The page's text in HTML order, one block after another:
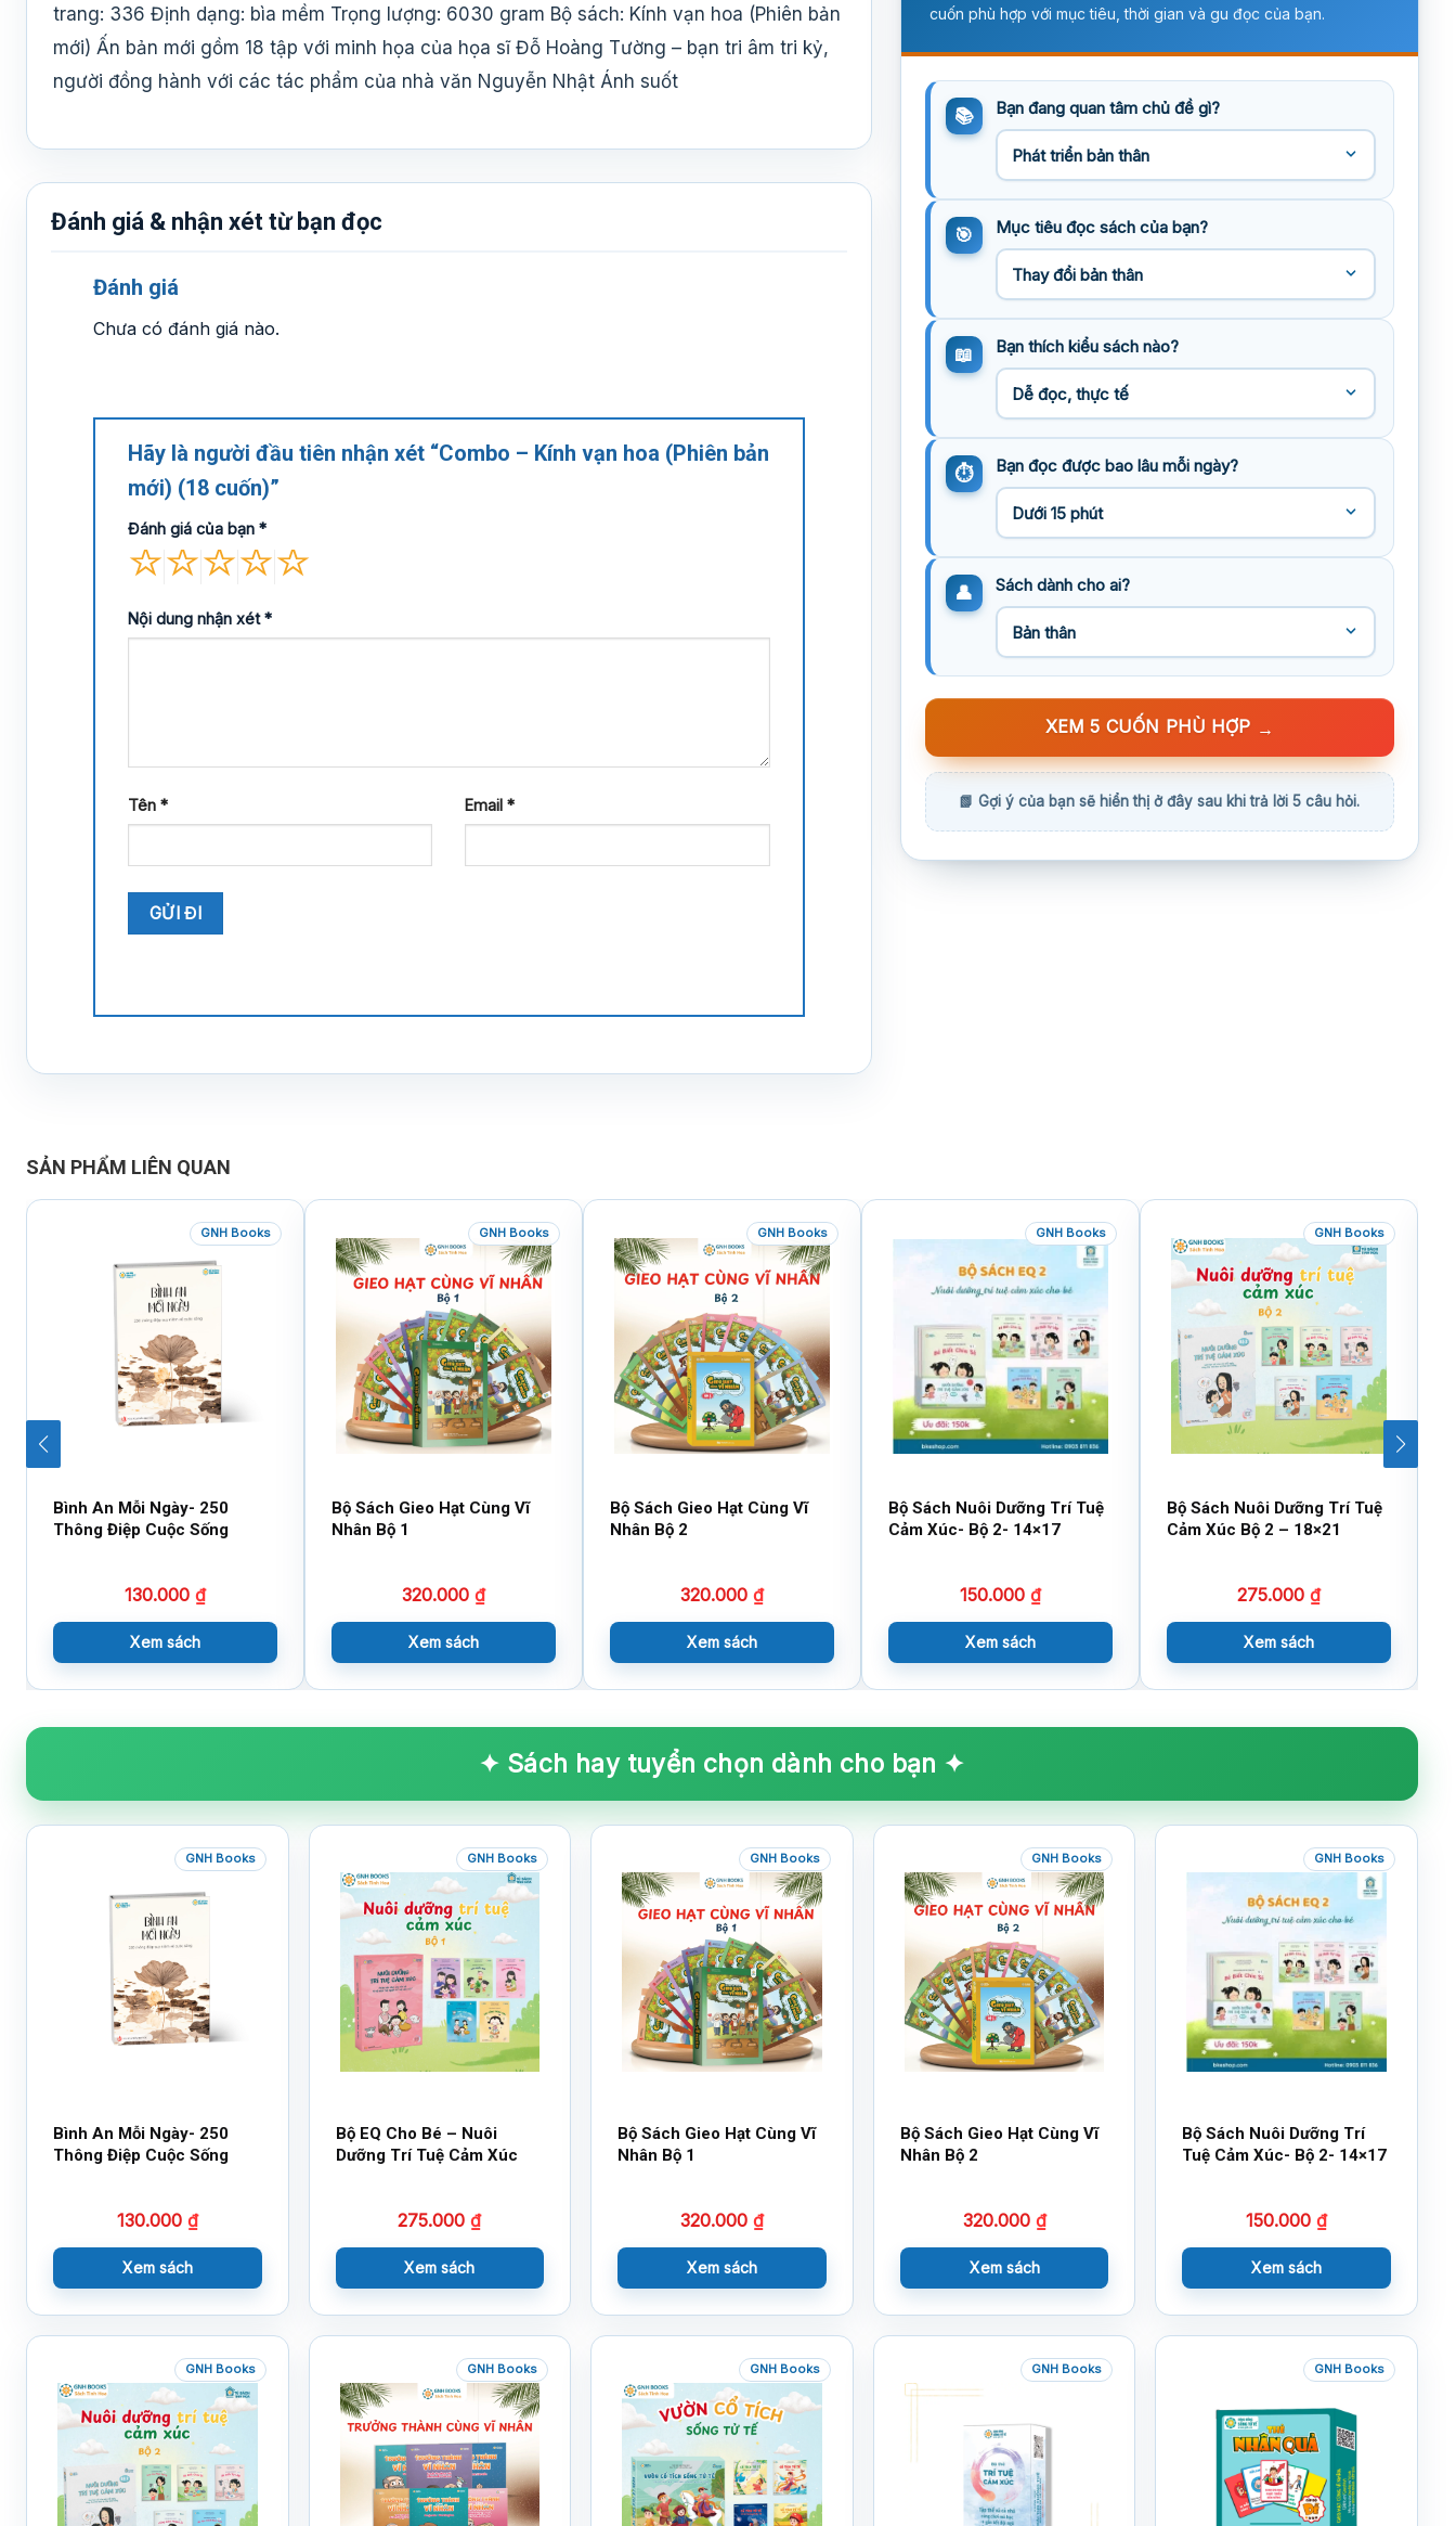
trang: 336 Định dạng: bìa mềm Trọng lượng: 6030 gram Bộ sách: Kính vạn hoa (Phiên bản
mới) Ấn bản mới gồm 18 tập với minh họa của họa sĩ Đỗ Hoàng Tường – bạn tri âm tri kỷ,
người đồng hành với các tác phẩm của nhà văn Nguyễn Nhật Ánh suốt
Đánh giá & nhận xét từ bạn đọc
Đánh giá
Chưa có đánh giá nào.
Hãy là người đầu tiên nhận xét “Combo – Kính vạn hoa (Phiên bản
mới) (18 cuốn)”
Đánh giá của bạn *
Nội dung nhận xét*
Tên * Email*
cuốn phù hợp với mục tiêu, thời gian và gu đọc của bạn.
Bạn đang quan tâm chủ đề gì?
Mục tiêu đọc sách của bạn?
Bạn thích kiểu sách nào?
Bạn đọc được bao lâu mỗi ngày?
Sách dành cho ai?
XEM 5 CUỐN PHÙ HỢP →
SẢN PHẨM LIÊN QUAN
GNH Books
Bình An Mỗi Ngày- 250
Thông Điệp Cuộc Sống
130.000 ₫
Xem sách
GNH Books
Bộ Sách Gieo Hạt Cùng Vĩ
Nhân Bộ 1
320.000 ₫
Xem sách
GNH Books
Bộ Sách Gieo Hạt Cùng Vĩ
Nhân Bộ 2
320.000 ₫
Xem sách
GNH Books
Bộ Sách Nuôi Dưỡng Trí Tuệ
Cảm Xúc- Bộ 2- 14×17
150.000 ₫
Xem sách
GNH Books
Bộ Sách Nuôi Dưỡng Trí Tuệ
Cảm Xúc Bộ 2 – 18×21
275.000 ₫
Xem sách
✦ Sách hay tuyển chọn dành cho bạn ✦
GNH Books
Bình An Mỗi Ngày- 250
Thông Điệp Cuộc Sống
130.000 ₫
Xem sách
GNH Books
Bộ EQ Cho Bé – Nuôi
Dưỡng Trí Tuệ Cảm Xúc
275.000₫
Xem sách
GNH Books
Bộ Sách Gieo Hạt Cùng Vĩ
Nhân Bộ 1
320.000 ₫
Xem sách
GNH Books
Bộ Sách Gieo Hạt Cùng Vĩ
Nhân Bộ 2
320.000 ₫
Xem sách
GNH Books
Bộ Sách Nuôi Dưỡng Trí
Tuệ Cảm Xúc- Bộ 2- 14×17
150.000₫
Xem sách
GNH Books GNH Books GNH Books GNH Books GNH Books